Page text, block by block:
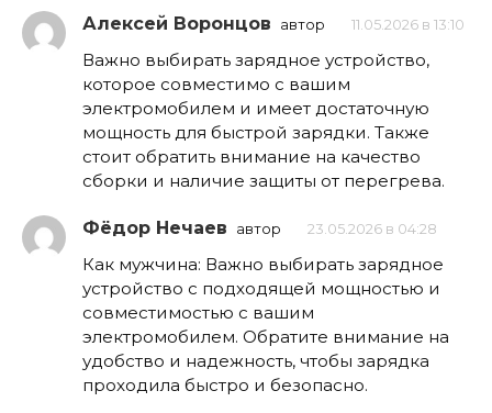
Алексей Воронцов автор 11.05.2026 в 13:10
Важно выбирать зарядное устройство,
которое совместимо с вашим
электромобилем и имеет достаточную
мощность для быстрой зарядки. Также
стоит обратить внимание на качество
сборки и наличие защиты от перегрева.
Фёдор Нечаев автор 23.05.2026 в 04:28
Как мужчина: Важно выбирать зарядное
устройство с подходящей мощностью и
совместимостью с вашим
электромобилем. Обратите внимание на
удобство и надежность, чтобы зарядка
проходила быстро и безопасно.